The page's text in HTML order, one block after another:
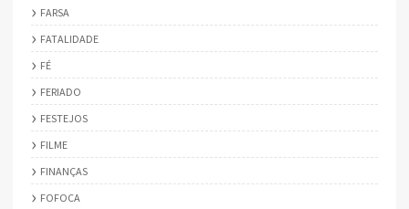
FARSA
FATALIDADE
FÉ
FERIADO
FESTEJOS
FILME
FINANÇAS
FOFOCA